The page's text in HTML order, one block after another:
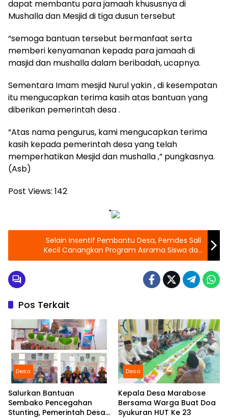
dapat membantu para jamaah khususnya di
Mushalla dan Mesjid di tiga dusun tersebut
“semoga bantuan tersebut bermanfaat serta
memberi kenyamanan kepada para jamaah di
masjid dan mushalla dalam beribadah, ucapnya.
Sementara Imam mesjid Nurul yakin , di kesempatan
itu mengucapkan terima kasih atas bantuan yang
diberikan pemerintah desa .
“Atas nama pengurus, kami mengucapkan terima
kasih kepada pemerintah desa yang telah
memperhatikan Mesjid dan mushalla ,” pungkasnya.
(Asb)
Post Views: 142
"
Selain Insentif Pembantu Desa, Pemdes Sali
Kecil Canangkan Program Asrama Siswa dan
Beasiswa Ahir Study.
Pos Terkait
Desa
Salurkan Bantuan
Sembako Pencegahan
Stunting, Pemerintah Desa
Desa
Kepala Desa Marabose
Bersama Warga Buat Doa
Syukuran HUT Ke 23